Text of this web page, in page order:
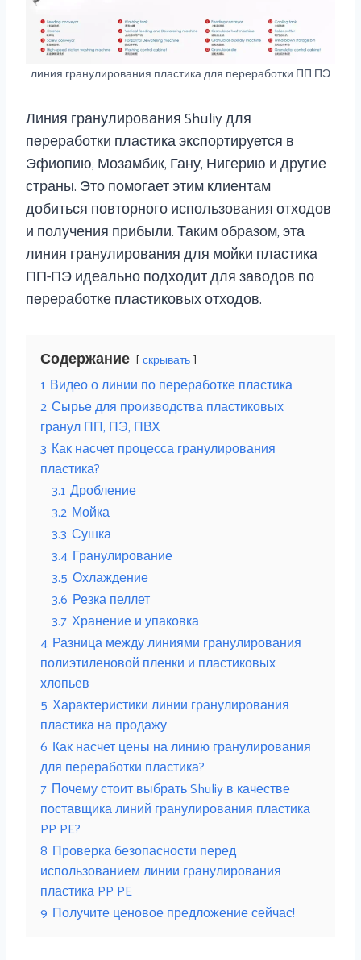
линия гранулирования пластика для переработки ПП ПЭ
Линия гранулирования Shuliy для
переработки пластика экспортируется в
Эфиопию, Мозамбик, Гану, Нигерию и другие
страны. Это помогает этим клиентам
добиться повторного использования отходов
и получения прибыли. Таким образом, эта
линия гранулирования для мойки пластика
ПП-ПЭ идеально подходит для заводов по
переработке пластиковых отходов.
Содержание скрывать
1 Видео о линии по переработке пластика
2 Сырье для производства пластиковых
гранул ПП, ПЭ, ПВХ
3 Как насчет процесса гранулирования
пластика?
3.1 Дробление
3.2 Мойка
3.3 Сушка
3.4 Гранулирование
3.5 Охлаждение
3.6 Резка пеллет
3.7 Хранение и упаковка
4 Разница между линиями гранулирования
полиэтиленовой пленки и пластиковых
хлопьев
5 Характеристики линии гранулирования
пластика на продажу
6 Как насчет цены на линию гранулирования
для переработки пластика?
7 Почему стоит выбрать Shuliy в качестве
поставщика линий гранулирования пластика
PP PE?
8 Проверка безопасности перед
использованием линии гранулирования
пластика PP PE
9 Получите ценовое предложение сейчас!